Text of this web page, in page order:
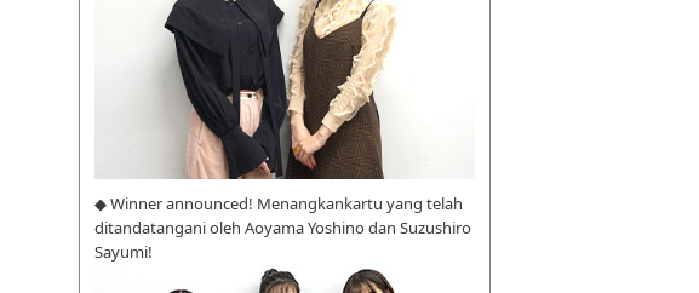
◆ Winner announced! Menangkankartu yang telah
ditandatangani oleh Aoyama Yoshino dan Suzushiro
Sayumi!